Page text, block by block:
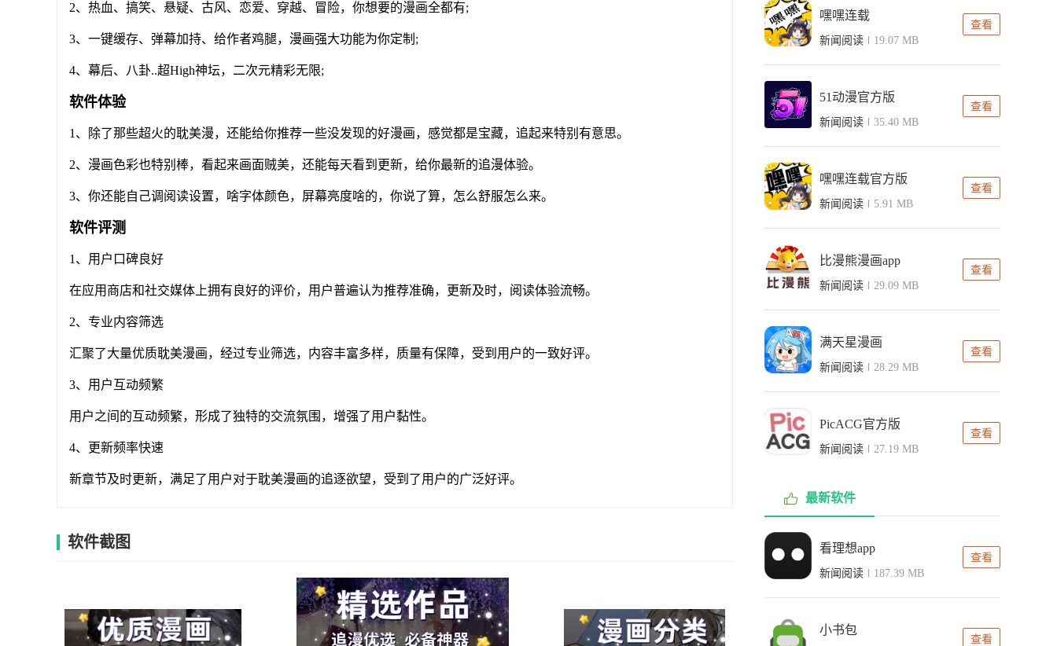
2、热血、搞笑、悬疑、古风、恋爱、穿越、冒险，你想要的漫画全都有;
3、一键缓存、弹幕加持、给作者鸡腿，漫画强大功能为你定制;
4、幕后、八卦..超High神坛，二次元精彩无限;
软件体验
1、除了那些超火的耽美漫，还能给你推荐一些没发现的好漫画，感觉都是宝藏，追起来特别有意思。
2、漫画色彩也特别棒，看起来画面贼美，还能每天看到更新，给你最新的追漫体验。
3、你还能自己调阅读设置，啥字体颜色，屏幕亮度啥的，你说了算，怎么舒服怎么来。
软件评测
1、用户口碑良好
在应用商店和社交媒体上拥有良好的评价，用户普遍认为推荐准确，更新及时，阅读体验流畅。
2、专业内容筛选
汇聚了大量优质耽美漫画，经过专业筛选，内容丰富多样，质量有保障，受到用户的一致好评。
3、用户互动频繁
用户之间的互动频繁，形成了独特的交流氛围，增强了用户黏性。
4、更新频率快速
新章节及时更新，满足了用户对于耽美漫画的追逐欲望，受到了用户的广泛好评。
软件截图
嘿嘿连载
新闻阅读 19.07 MB
查看
51动漫官方版
新闻阅读 35.40 MB
查看
嘿嘿连载官方版
新闻阅读 5.91 MB
查看
比漫熊漫画app
新闻阅读 29.09 MB
查看
满天星漫画
新闻阅读 28.29 MB
查看
PicACG官方版
新闻阅读 27.19 MB
查看
最新软件
看理想app
新闻阅读 187.39 MB
查看
小书包
查看